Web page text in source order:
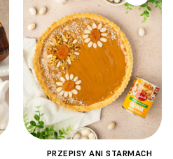
PRZEPISY ANI STARMACH